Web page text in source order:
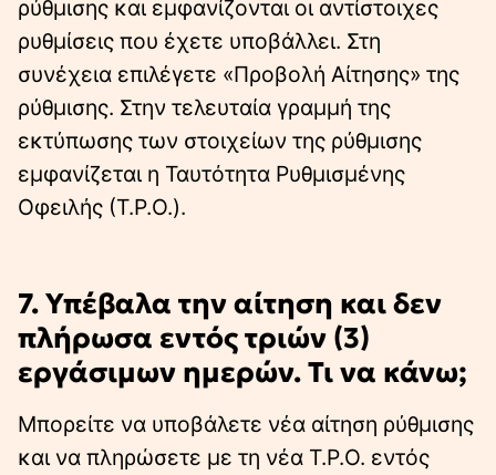
ρύθμισης και εμφανίζονται οι αντίστοιχες
ρυθμίσεις που έχετε υποβάλλει. Στη
συνέχεια επιλέγετε «Προβολή Αίτησης» της
ρύθμισης. Στην τελευταία γραμμή της
εκτύπωσης των στοιχείων της ρύθμισης
εμφανίζεται η Ταυτότητα Ρυθμισμένης
Οφειλής (Τ.Ρ.Ο.).
7. Υπέβαλα την αίτηση και δεν
πλήρωσα εντός τριών (3)
εργάσιμων ημερών. Τι να κάνω;
Μπορείτε να υποβάλετε νέα αίτηση ρύθμισης
και να πληρώσετε με τη νέα Τ.Ρ.Ο. εντός